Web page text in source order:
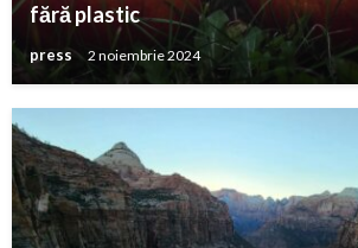
fără plastic
press 2 noiembrie 2024